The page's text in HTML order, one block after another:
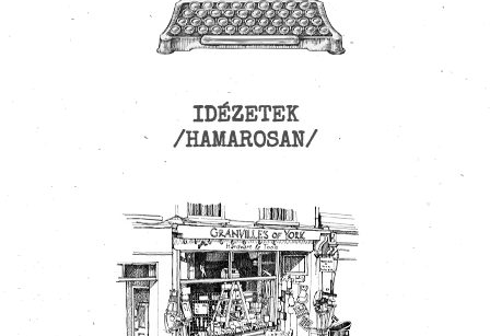
IDÉZETEK
/HAMAROSAN/